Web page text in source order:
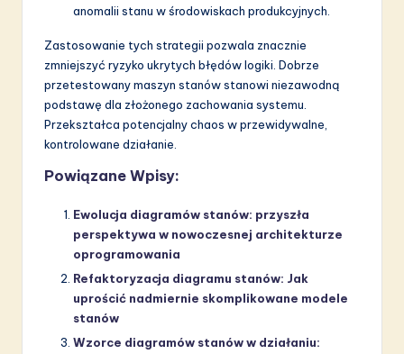
anomalii stanu w środowiskach produkcyjnych.
Zastosowanie tych strategii pozwala znacznie
zmniejszyć ryzyko ukrytych błędów logiki. Dobrze
przetestowany maszyn stanów stanowi niezawodną
podstawę dla złożonego zachowania systemu.
Przekształca potencjalny chaos w przewidywalne,
kontrolowane działanie.
Powiązane Wpisy:
Ewolucja diagramów stanów: przyszła
perspektywa w nowoczesnej architekturze
oprogramowania
Refaktoryzacja diagramu stanów: Jak
uprościć nadmiernie skomplikowane modele
stanów
Wzorce diagramów stanów w działaniu: